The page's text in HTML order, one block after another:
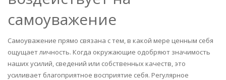
самоуважение
Самоуважение прямо связана с тем, в какой мере ценным себя
ощущает личность. Когда окружающие одобряют значимость
наших усилий, сведений или собственных качеств, это
усиливает благоприятное восприятие себя. Регулярное